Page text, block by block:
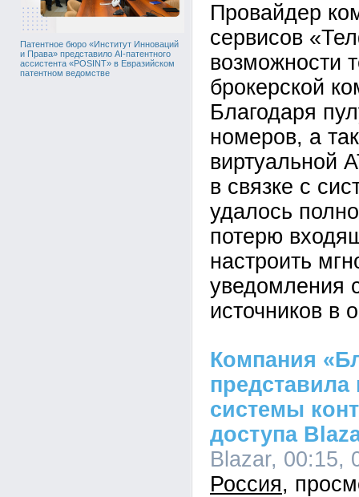
Патентное бюро «Институт Инноваций
и Права» представило AI-патентного
ассистента «POSINT» в Евразийском
патентном ведомстве
Провайдер
сервисов
возможности
брокерской
Благодаря
номеров, а
виртуальной
в связке с
удалось
потерю
настроить
уведомления
источников в
Компания
системы
доступа
Blazar, 00:15,
Россия